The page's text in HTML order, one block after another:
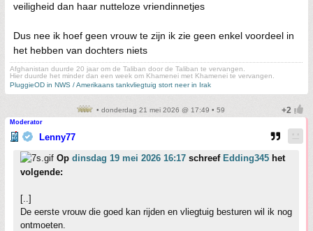
veiligheid dan haar nutteloze vriendinnetjes
Dus nee ik hoef geen vrouw te zijn ik zie geen enkel voordeel in
het hebben van dochters niets
Afghanistan duurde 20 jaar om de Taliban door de Taliban te vervangen.
Hier duurde het minder dan een week om Khamenei met Khamenei te vervangen.
PluggieOD in NWS / Amerikaans tankvliegtuig stort neer in Irak
• donderdag 21 mei 2026 @ 17:49 • 59
Moderator
Lenny77
Op dinsdag 19 mei 2026 16:17 schreef Edding345 het
volgende:
[..]
De eerste vrouw die goed kan rijden en vliegtuig besturen wil ik nog
ontmoeten.